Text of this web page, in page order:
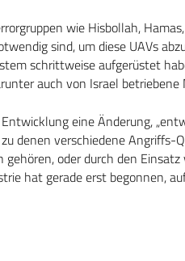
wie Hisbollah,
sind, um diese UAVs
schrittweise aufgerüstet
auch von Israel betriebene
eine Änderung,
denen verschiedene Angriffs-
gehören, oder durch den
hat gerade erst begonnen,